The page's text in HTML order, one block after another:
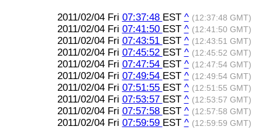
2011/02/04 Fri 07:37:48 EST ^ (12:37:48 GMT)
2011/02/04 Fri 07:41:50 EST ^ (12:41:50 GMT)
2011/02/04 Fri 07:43:51 EST ^ (12:43:51 GMT)
2011/02/04 Fri 07:45:52 EST ^ (12:45:52 GMT)
2011/02/04 Fri 07:47:54 EST ^ (12:47:54 GMT)
2011/02/04 Fri 07:49:54 EST ^ (12:49:54 GMT)
2011/02/04 Fri 07:51:55 EST ^ (12:51:55 GMT)
2011/02/04 Fri 07:53:57 EST ^ (12:53:57 GMT)
2011/02/04 Fri 07:57:58 EST ^ (12:57:58 GMT)
2011/02/04 Fri 07:59:59 EST ^ (12:59:59 GMT)